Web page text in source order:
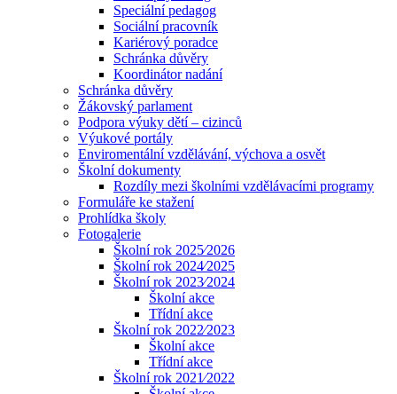
Speciální pedagog
Sociální pracovník
Kariérový poradce
Schránka důvěry
Koordinátor nadání
Schránka důvěry
Žákovský parlament
Podpora výuky dětí – cizinců
Výukové portály
Enviromentální vzdělávání, výchova a osvět
Školní dokumenty
Rozdíly mezi školními vzdělávacími programy
Formuláře ke stažení
Prohlídka školy
Fotogalerie
Školní rok 2025⁄2026
Školní rok 2024⁄2025
Školní rok 2023⁄2024
Školní akce
Třídní akce
Školní rok 2022⁄2023
Školní akce
Třídní akce
Školní rok 2021⁄2022